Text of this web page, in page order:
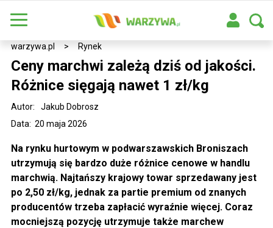
warzywa.pl > Rynek
Ceny marchwi zależą dziś od jakości.
Różnice sięgają nawet 1 zł/kg
Data: 20 maja 2026
Autor: Jakub Dobrosz
Na rynku hurtowym w podwarszawskich Broniszach
utrzymują się bardzo duże różnice cenowe w handlu
marchwią. Najtańszy krajowy towar sprzedawany jest
po 2,50 zł/kg, jednak za partie premium od znanych
producentów trzeba zapłacić wyraźnie więcej. Coraz
mocniejszą pozycję utrzymuje także marchew